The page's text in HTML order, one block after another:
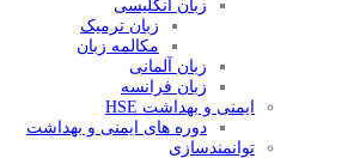
زبان انگلیسی
زبان ترمیک
مکالمه زبان
زبان آلمانی
زبان فرانسه
ایمنی و بهداشت HSE
دوره های ایمنی و بهداشت
توانمندسازی